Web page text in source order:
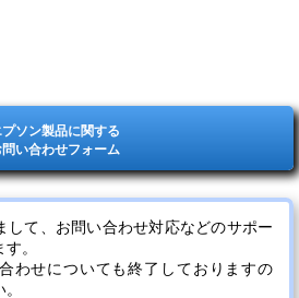
プソン製品に関する
問い合わせフォーム
して、お問い合わせ対応などのサポー
。
わせについても終了しておりますの